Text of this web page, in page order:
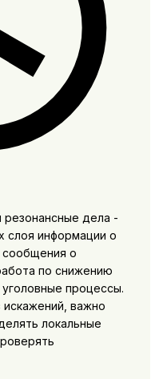
дела -
слоя информации о
сообщения о
по снижению
процессы.
важно
локальные